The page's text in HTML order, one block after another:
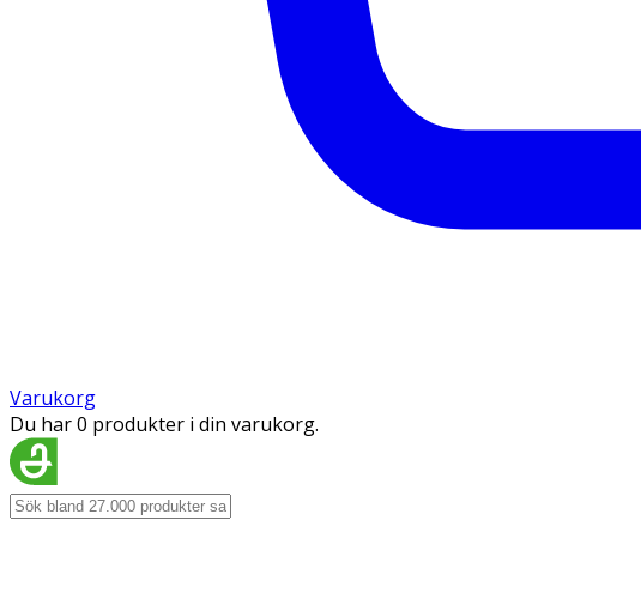
Varukorg
Du har 0 produkter i din varukorg.